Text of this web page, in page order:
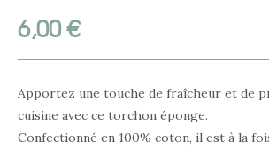
6,00€
Apportez une touche de fraîcheur et de
cuisine avec ce torchon éponge.
Confectionné en 100% coton, il est à la